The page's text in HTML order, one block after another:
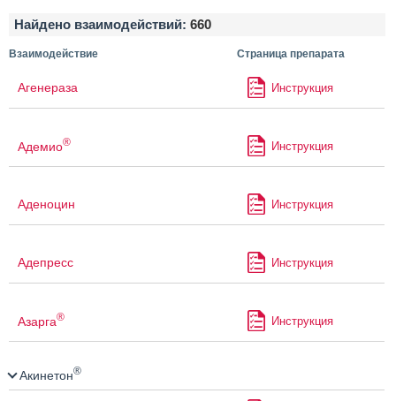
Найдено взаимодействий: 660
Взаимодействие Страница препарата
Агенераза Инструкция
Адемио® Инструкция
Аденоцин Инструкция
Адепресс Инструкция
Азарга® Инструкция
Акинетон®